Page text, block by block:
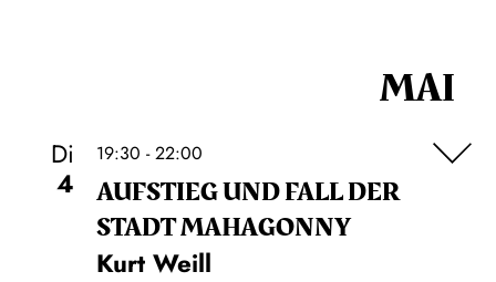
MAI
Di
4
19:30 - 22:00
AUFSTIEG UND FALL DER
STADT MAHAGONNY
Kurt Weill